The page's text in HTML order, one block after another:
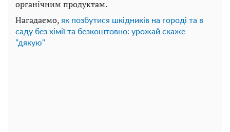
органічним продуктам.
Нагадаємо, як позбутися шкідників на городі та в
саду без хімії та безкоштовно: урожай скаже
"дякую"